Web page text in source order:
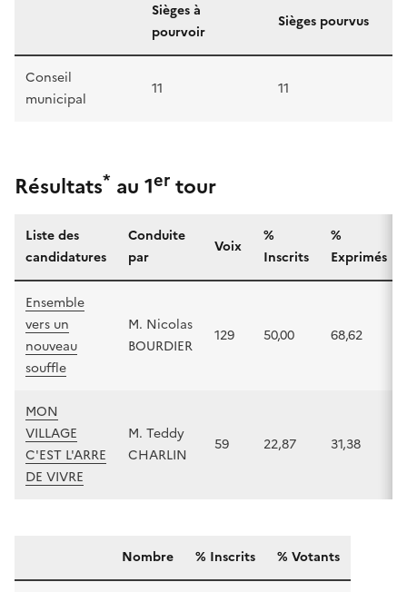
Sièges à
pourvoir
Sièges pourvus
Conseil
municipal
11 11
Résultats* au 1er tour
Liste des
candidatures
Conduite
par
Voix
%
Inscrits
%
Exprimés
Ensemble
vers un
nouveau
souffle
M. Nicolas
BOURDIER
129 50,00 68,62
MON
VILLAGE
C'EST L'ARRE
DE VIVRE
M. Teddy
CHARLIN
59 22,87 31,38
tour
Nombre % Inscrits % Votants